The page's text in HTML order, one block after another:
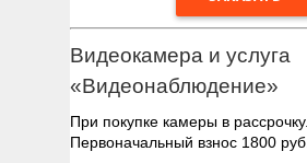
Видеокамера и услуга
«Видеонаблюдение»
При покупке камеры в рассрочку.
Первоначальный взнос 1800 руб.